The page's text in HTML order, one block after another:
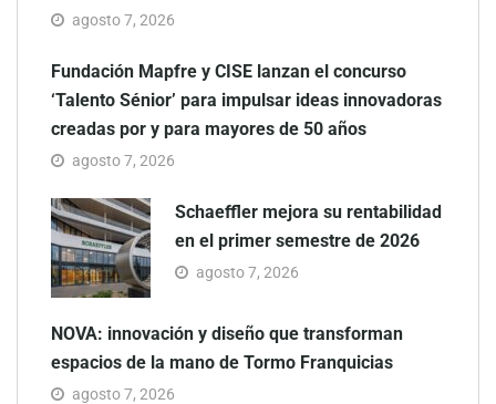
agosto 7, 2026
Fundación Mapfre y CISE lanzan el concurso
‘Talento Sénior’ para impulsar ideas innovadoras
creadas por y para mayores de 50 años
agosto 7, 2026
Schaeffler mejora su rentabilidad
en el primer semestre de 2026
agosto 7, 2026
NOVA: innovación y diseño que transforman
espacios de la mano de Tormo Franquicias
agosto 7, 2026